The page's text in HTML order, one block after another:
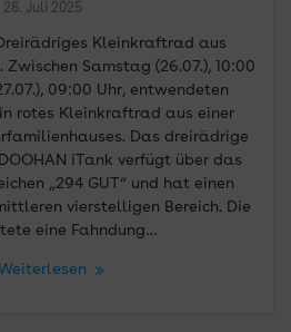
28. Juli 2025
Kleinkraftrad aus
Samstag (26.07.), 10:00
09:00 Uhr, entwendeten
rotes Kleinkraftrad aus einer
Das dreirädrige
iTank verfügt über das
„294 GUT“ und hat einen
vierstelligen Bereich. Die
eine Fahndung…
Weiterlesen